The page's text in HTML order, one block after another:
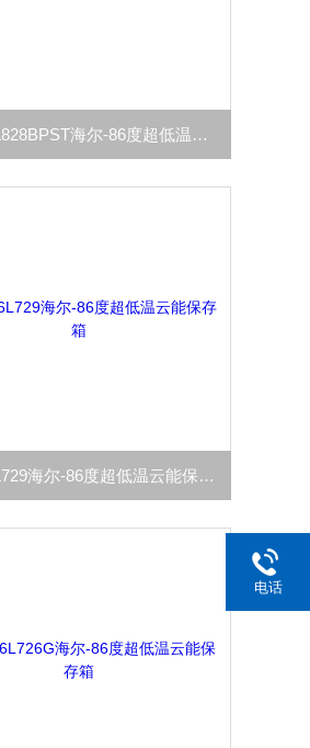
DW-86L828BPST海尔-86度超低温云芯保存箱
DW-86L729海尔-86度超低温云能保存箱
电话